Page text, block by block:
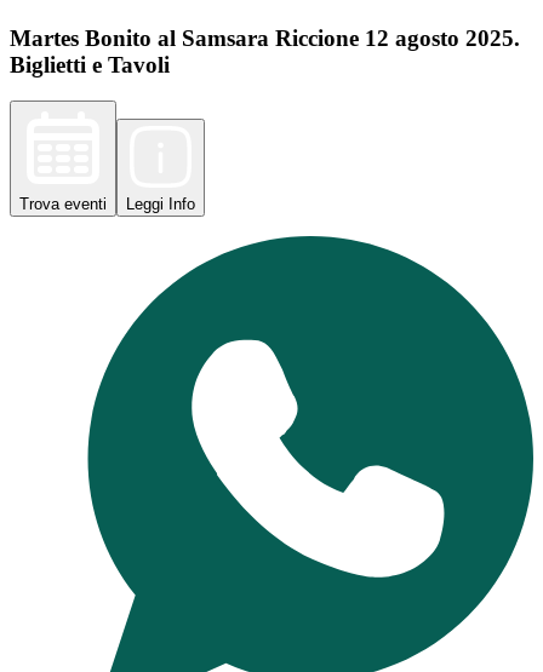
Martes Bonito al Samsara Riccione 12 agosto 2025.
Biglietti e Tavoli
Trova eventi Leggi Info